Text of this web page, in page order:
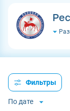
Фильтры
По дате